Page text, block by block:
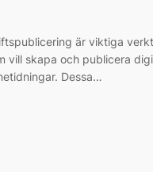
är viktiga
vill skapa och publicera
Dessa…